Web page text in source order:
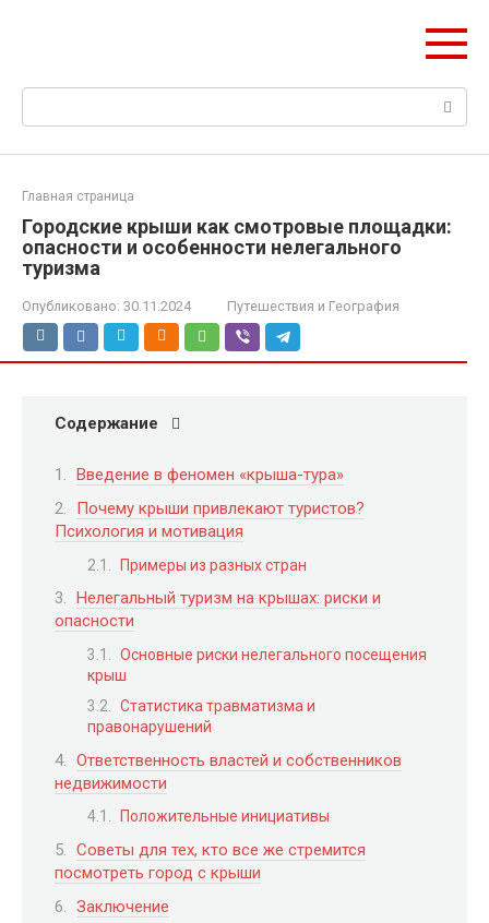
Поиск:
Главная страница
Городские крыши как смотровые площадки:
опасности и особенности нелегального
туризма
Опубликовано: 30.11.2024 Путешествия и География
Содержание
Введение в феномен «крыша-тура»
Почему крыши привлекают туристов?
Психология и мотивация
Примеры из разных стран
Нелегальный туризм на крышах: риски и
опасности
Основные риски нелегального посещения
крыш
Статистика травматизма и
правонарушений
Ответственность властей и собственников
недвижимости
Положительные инициативы
Советы для тех, кто все же стремится
посмотреть город с крыши
Заключение